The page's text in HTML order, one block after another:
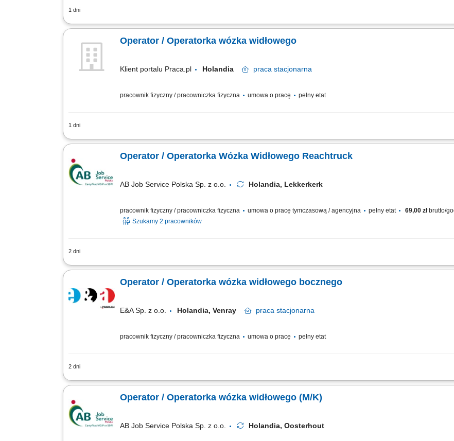
1 dni
Jako operator/ operatorka wózka widłowego dołączysz do nowoczesnej firmy logistycznej, specjalizującej się w
Operator / Operatorka wózka widłowego
Klient portalu Praca.pl Holandia praca stacjonarna
pracownik fizyczny / pracowniczka fizyczna umowa o pracę pełny etat
1 dni
Praca jako operator wózka widłowego Reachtruck na magazynie w Holandii. Obsługa sprzętu magazynowego oraz
Operator / Operatorka Wózka Widłowego Reachtruck
AB Job Service Polska Sp. z o.o. Holandia, Lekkerkerk
pracownik fizyczny / pracowniczka fizyczna umowa o pracę tymczasową / agencyjna pełny etat 69,00 złbrutto/
Szukamy 2 pracowników
2 dni
Opis stanowiska obsługa wózków widłowych typu reachtruck oraz heftruck, transport palet z produktami spożywczymi
Operator / Operatorka wózka widłowego bocznego
E&A Sp. z o.o. Holandia, Venray praca stacjonarna
pracownik fizyczny / pracowniczka fizyczna umowa o pracę pełny etat
2 dni
Zakres obowiązków: obsługa wózka widłowego Reachtruck, praca samodzielna, pomoc w pracach magazynowych.
Operator / Operatorka wózka widłowego (M/K)
AB Job Service Polska Sp. z o.o. Holandia, Oosterhout